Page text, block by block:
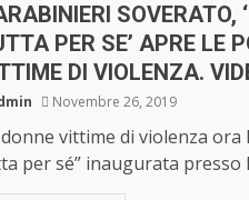
SOVERATO,
PER SE’ APRE LE
DI VIOLENZA.
Novembre 26, 2019
vittime di violenza ora
per sé” inaugurata presso